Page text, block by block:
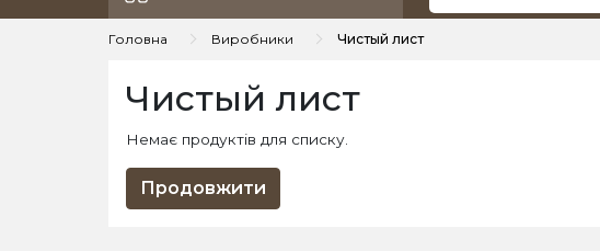
Головна Виробники Чистый лист
Чистый лист
Немає продуктів для списку.
Продовжити